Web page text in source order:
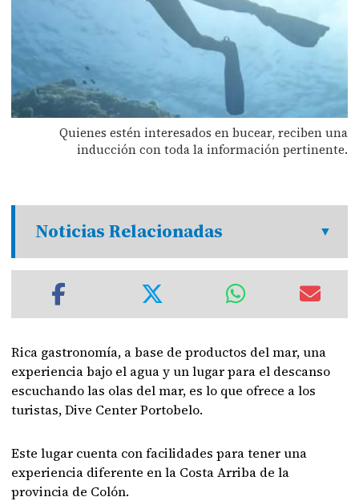
Quienes estén interesados en bucear, reciben una
inducción con toda la información pertinente.
Noticias Relacionadas
Rica gastronomía, a base de productos del mar, una
experiencia bajo el agua y un lugar para el descanso
escuchando las olas del mar, es lo que ofrece a los
turistas, Dive Center Portobelo.
Este lugar cuenta con facilidades para tener una
experiencia diferente en la Costa Arriba de la
provincia de Colón.